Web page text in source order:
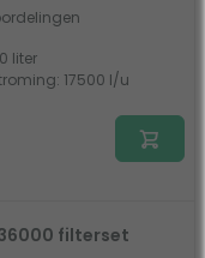
liter
17500 l/u
filterset